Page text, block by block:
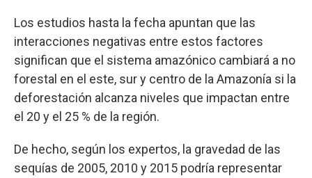
Los estudios hasta la fecha apuntan que las
interacciones negativas entre estos factores
significan que el sistema amazónico cambiará a no
forestal en el este, sur y centro de la Amazonía si la
deforestación alcanza niveles que impactan entre
el 20 y el 25 % de la región.
De hecho, según los expertos, la gravedad de las
sequías de 2005, 2010 y 2015 podría representar